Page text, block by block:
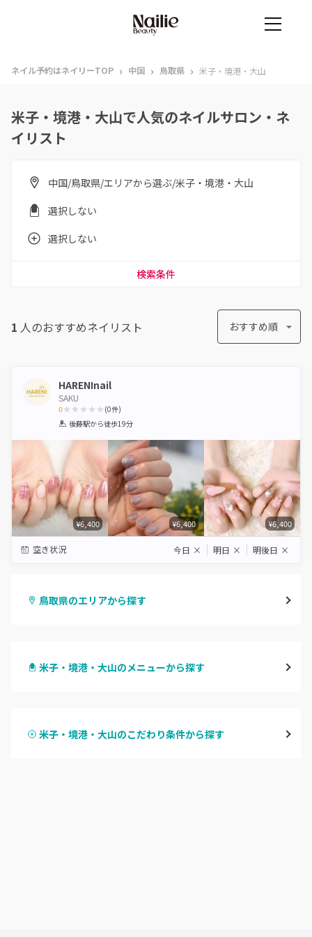
ネイル予約はネイリーTOP › 中国 › 鳥取県 › 米子・境港・大山
米子・境港・大山で人気のネイルサロン・ネ
イリスト
中国/鳥取県/エリアから選ぶ/米子・境港・大山
選択しない
選択しない
検索条件
1 人のおすすめネイリスト おすすめ順
HARENInail
SAKU
0
1 2 3 4 5
(0件)
後藤駅から徒歩19分
¥6,400 ¥6,400 ¥6,400
空き状況 今日 × 明日 × 明後日 ×
鳥取県のエリアから探す
倉吉・三朝
米子・境港・大山のメニューから探す
ハンドスカルプ
米子・境港・大山のこだわり条件から探す